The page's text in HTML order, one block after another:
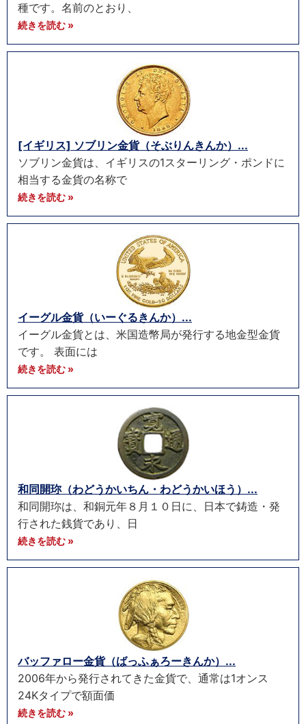
種です。名前のとおり、
続きを読む »
[イギリス] ソブリン金貨（そぶりんきんか）...
ソブリン金貨は、イギリスの1スターリング・ポンドに
相当する金貨の名称で
続きを読む »
イーグル金貨（いーぐるきんか）...
イーグル金貨とは、米国造幣局が発行する地金型金貨
です。 表面には
続きを読む »
和同開珎（わどうかいちん・わどうかいほう）...
和同開珎は、和銅元年８月１０日に、日本で鋳造・発
行された銭貨であり、日
続きを読む »
バッファロー金貨（ばっふぁろーきんか）...
2006年から発行されてきた金貨で、通常は1オンス
24Kタイプで額面価
続きを読む »